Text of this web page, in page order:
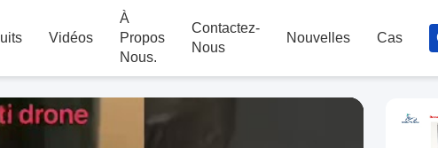
Vidéos
À
Propos
Nous.
Contactez-
Nous
Nouvelles Cas